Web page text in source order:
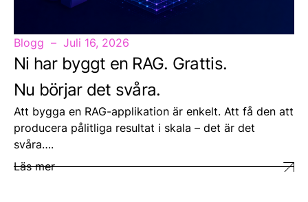
Blogg Juli 16, 2026
Ni har byggt en RAG. Grattis.
Nu börjar det svåra.
Att bygga en RAG-applikation är enkelt. Att få den att
producera pålitliga resultat i skala – det är det
svåra….
Läs mer